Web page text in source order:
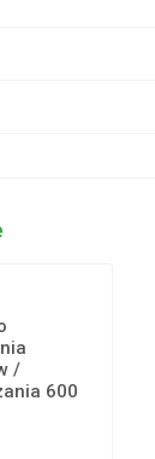
/
600